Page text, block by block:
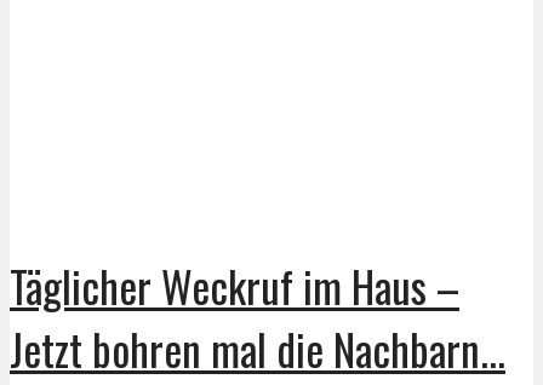
Täglicher Weckruf im Haus –
Jetzt bohren mal die Nachbarn...